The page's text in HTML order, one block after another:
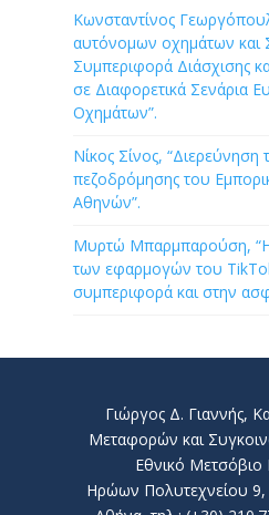
Κωνσταντίνος
αυτόνομων οχημάτων και
Συμπεριφορά Διάσχισης
σε Διαφορετικά Σενάρια
Οχημάτων”.
Νίκος Σίνος, “Διερεύνηση
πεζοδρόμησης του
Αθηνών”.
Μυρτώ Μπαρμπαρούση, “Η
των εφαρμογών του
συμπεριφορά και στην
Γιώργος Δ. Γιαννής,
Μεταφορών και
Εθνικό Μετσόβιο
Ηρώων Πολυτεχνείου